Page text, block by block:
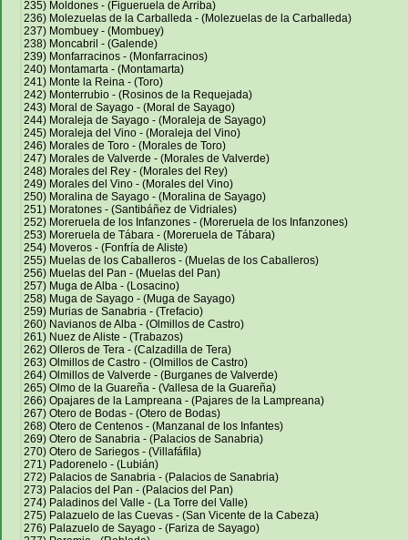
235) Moldones - (Figueruela de Arriba)
236) Molezuelas de la Carballeda - (Molezuelas de la Carballeda)
237) Mombuey - (Mombuey)
238) Moncabril - (Galende)
239) Monfarracinos - (Monfarracinos)
240) Montamarta - (Montamarta)
241) Monte la Reina - (Toro)
242) Monterrubio - (Rosinos de la Requejada)
243) Moral de Sayago - (Moral de Sayago)
244) Moraleja de Sayago - (Moraleja de Sayago)
245) Moraleja del Vino - (Moraleja del Vino)
246) Morales de Toro - (Morales de Toro)
247) Morales de Valverde - (Morales de Valverde)
248) Morales del Rey - (Morales del Rey)
249) Morales del Vino - (Morales del Vino)
250) Moralina de Sayago - (Moralina de Sayago)
251) Moratones - (Santibáñez de Vidriales)
252) Moreruela de los Infanzones - (Moreruela de los Infanzones)
253) Moreruela de Tábara - (Moreruela de Tábara)
254) Moveros - (Fonfría de Aliste)
255) Muelas de los Caballeros - (Muelas de los Caballeros)
256) Muelas del Pan - (Muelas del Pan)
257) Muga de Alba - (Losacino)
258) Muga de Sayago - (Muga de Sayago)
259) Murias de Sanabria - (Trefacio)
260) Navianos de Alba - (Olmillos de Castro)
261) Nuez de Aliste - (Trabazos)
262) Olleros de Tera - (Calzadilla de Tera)
263) Olmillos de Castro - (Olmillos de Castro)
264) Olmillos de Valverde - (Burganes de Valverde)
265) Olmo de la Guareña - (Vallesa de la Guareña)
266) Opajares de la Lampreana - (Pajares de la Lampreana)
267) Otero de Bodas - (Otero de Bodas)
268) Otero de Centenos - (Manzanal de los Infantes)
269) Otero de Sanabria - (Palacios de Sanabria)
270) Otero de Sariegos - (Villafáfila)
271) Padorenelo - (Lubián)
272) Palacios de Sanabria - (Palacios de Sanabria)
273) Palacios del Pan - (Palacios del Pan)
274) Paladinos del Valle - (La Torre del Valle)
275) Palazuelo de las Cuevas - (San Vicente de la Cabeza)
276) Palazuelo de Sayago - (Fariza de Sayago)